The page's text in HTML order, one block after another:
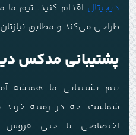
دیجیتال اقدام کنید. تیم
طراحی می‌کند و مطابق
پشتیبانی مدکس
تیم پشتیبانی ما همیشه
شماست. چه در زمینه
اختصاصی یا حتی فروش